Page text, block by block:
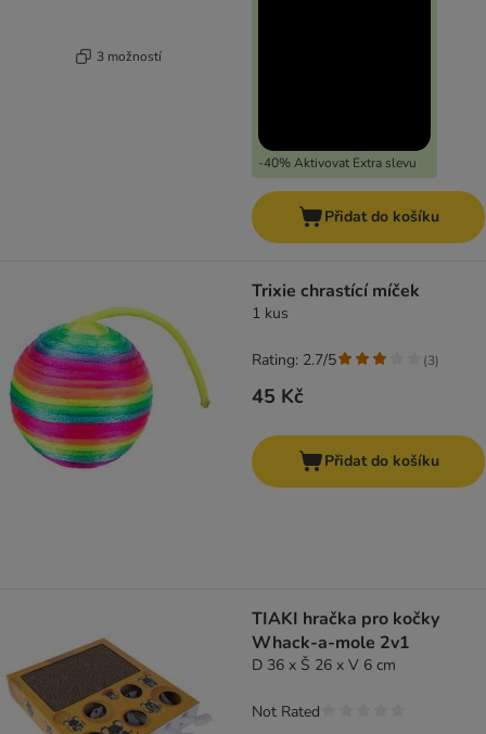
3 možností
-40% Aktivovat Extra slevu
Přidat do košíku
Trixie chrastící míček
1 kus
45 Kč
Rating: 2.7/5 (3)
Přidat do košíku
TIAKI hračka pro kočky
Whack-a-mole 2v1
D 36 x Š 26 x V 6 cm
Not Rated